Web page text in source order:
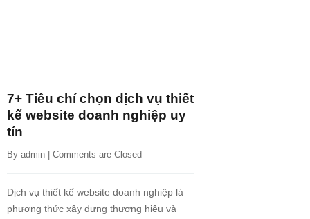
7+ Tiêu chí chọn dịch vụ thiết
kế website doanh nghiệp uy
tín
By admin Comments are Closed
Dịch vụ thiết kế website doanh nghiệp là
phương thức xây dựng thương hiệu và